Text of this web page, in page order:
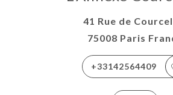
41 Rue de
75008 Paris
+33142564409